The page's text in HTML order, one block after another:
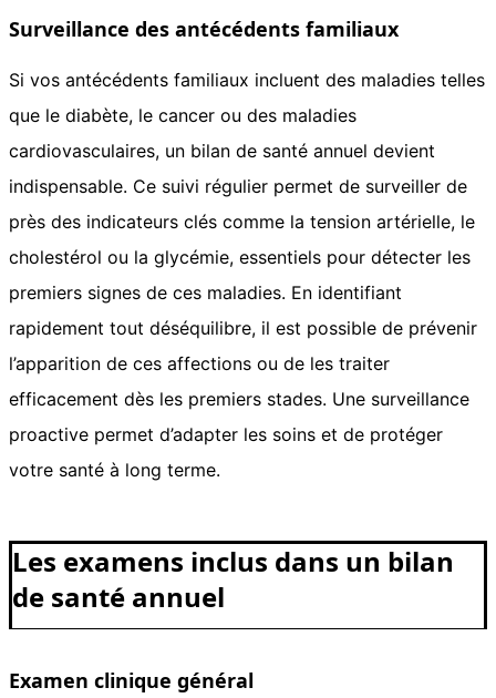
Surveillance des antécédents familiaux
Si vos antécédents familiaux incluent des maladies telles
que le diabète, le cancer ou des maladies
cardiovasculaires, un bilan de santé annuel devient
indispensable. Ce suivi régulier permet de surveiller de
près des indicateurs clés comme la tension artérielle, le
cholestérol ou la glycémie, essentiels pour détecter les
premiers signes de ces maladies. En identifiant
rapidement tout déséquilibre, il est possible de prévenir
l’apparition de ces affections ou de les traiter
efficacement dès les premiers stades. Une surveillance
proactive permet d’adapter les soins et de protéger
votre santé à long terme.
Les examens inclus dans un bilan
de santé annuel
Examen clinique général